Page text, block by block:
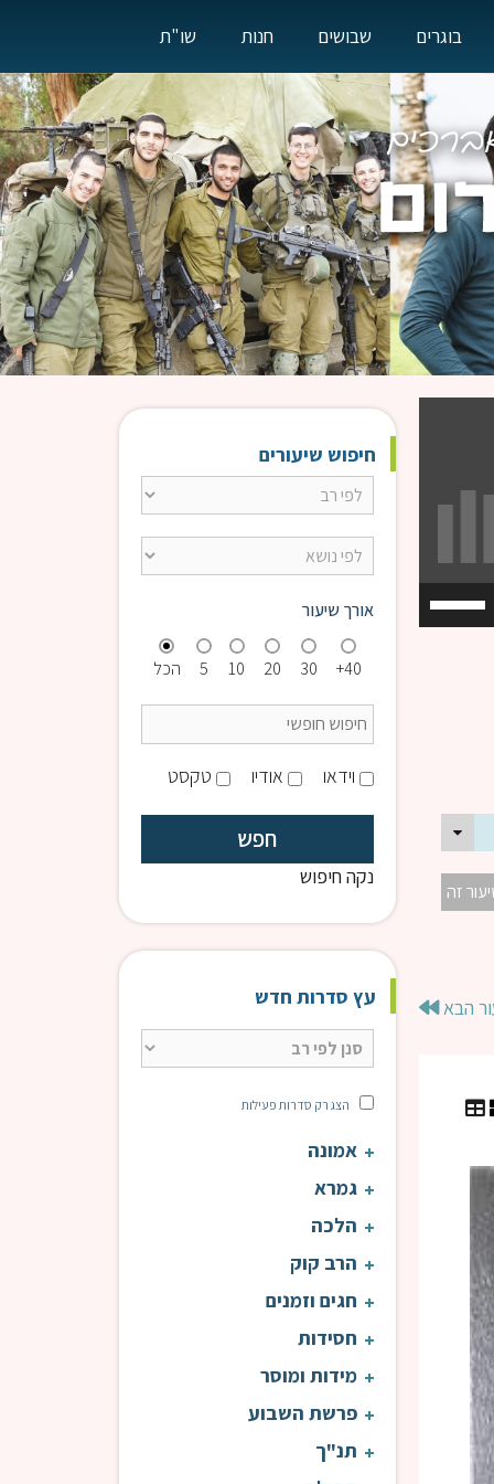
בוגרים שבושים חנות שו"ת
למעלה/למטה
להגביר
זה
הבא
עין אי"ה | הרב טוויל
חיפוש שיעורים
אורך שיעור
הכל 5 10 20 30 40+
וידאו אודיו טקסט
נקה חיפוש
עץ סדרות חדש
הצג רק סדרות פעילות
אמונה
גמרא
הלכה
הרב קוק
חגים וזמנים
חסידות
מידות ומוסר
פרשת השבוע
תנ"ך